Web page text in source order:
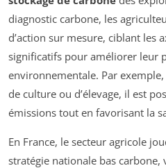
diagnostic carbone, les
d’action sur mesure, ciblant les
significatifs pour améliorer leur
environnementale. Par
de culture ou d’élevage, il est
émissions tout en favorisant la
En France, le secteur agricole
stratégie nationale bas carbone,